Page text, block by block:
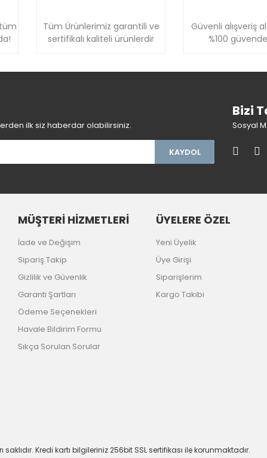
Tüm Ürünlerimiz garantili ve
sertifikalı kaliteli ürünlerdir
Güvenli alışveriş
%100
ilk siz haberdar olabilirsiniz.
KAYDOL
Bizi
Sosyal
MÜŞTERİ HİZMETLERİ
İade ve Değişim
Sipariş Takip
Gizlilik ve Güvenlik
Garanti Şartları
Ödeme Seçenekleri
Havale Bildirim Formu
Sıkça Sorulan Sorular
ÜYELERE ÖZEL
Yeni Üyelik
Üye Girişi
Siparişlerim
Kargo Takibi
saklıdır. Kredi kartı bilgileriniz 256bit SSL sertifikası ile korunmaktadır.